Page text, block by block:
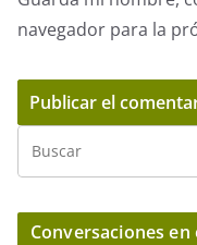
navegador para la
Conversaciones